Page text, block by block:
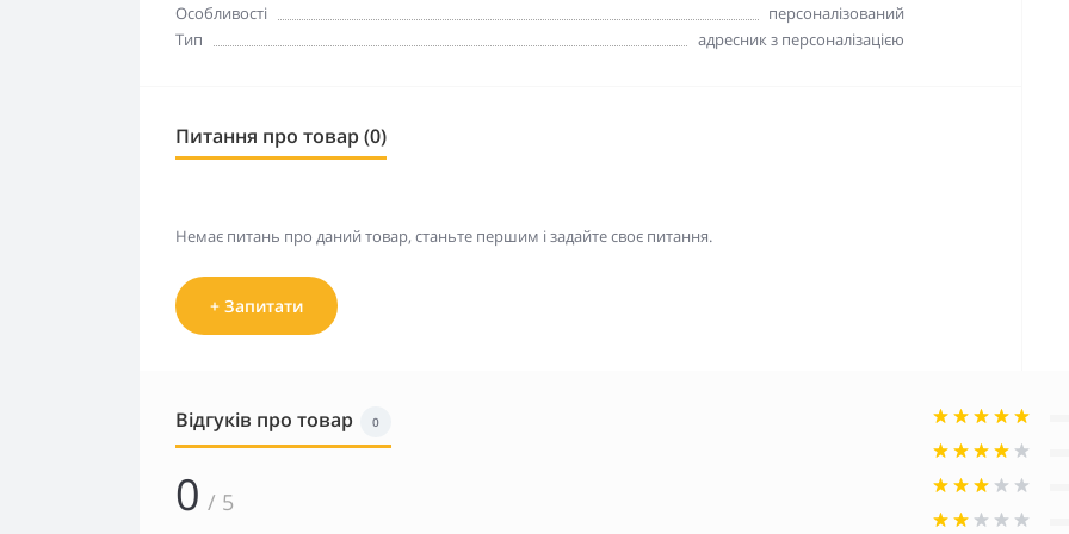
Особливості
персоналізований
Тип
адресник з персоналізацією
Питання про товар (0)
Немає питань про даний товар, станьте першим і задайте своє питання.
+ Запитати
Відгуків про товар 0
0 / 5